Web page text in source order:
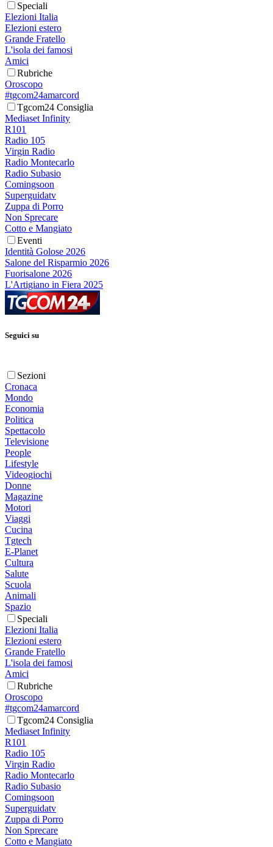
Speciali
Elezioni Italia
Elezioni estero
Grande Fratello
L'isola dei famosi
Amici
Rubriche
Oroscopo
#tgcom24amarcord
Tgcom24 Consiglia
Mediaset Infinity
R101
Radio 105
Virgin Radio
Radio Montecarlo
Radio Subasio
Comingsoon
Superguidatv
Zuppa di Porro
Non Sprecare
Cotto e Mangiato
Eventi
Identità Golose 2026
Salone del Risparmio 2026
Fuorisalone 2026
L'Artigiano in Fiera 2025
Seguici su
Sezioni
Cronaca
Mondo
Economia
Politica
Spettacolo
Televisione
People
Lifestyle
Videogiochi
Donne
Magazine
Motori
Viaggi
Cucina
Tgtech
E-Planet
Cultura
Salute
Scuola
Animali
Spazio
Speciali
Elezioni Italia
Elezioni estero
Grande Fratello
L'isola dei famosi
Amici
Rubriche
Oroscopo
#tgcom24amarcord
Tgcom24 Consiglia
Mediaset Infinity
R101
Radio 105
Virgin Radio
Radio Montecarlo
Radio Subasio
Comingsoon
Superguidatv
Zuppa di Porro
Non Sprecare
Cotto e Mangiato